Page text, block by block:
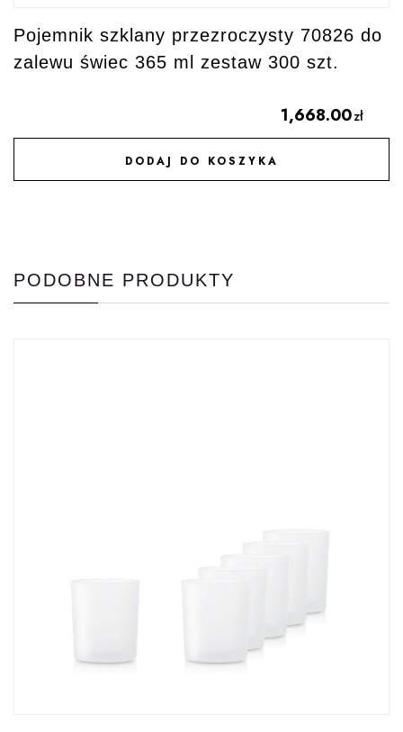
Pojemnik szklany przezroczysty 70826 do
zalewu świec 365 ml zestaw 300 szt.
1,668.00zł
DODAJ DO KOSZYKA
DODAJ DO ULUBIONYCH
PODOBNE PRODUKTY